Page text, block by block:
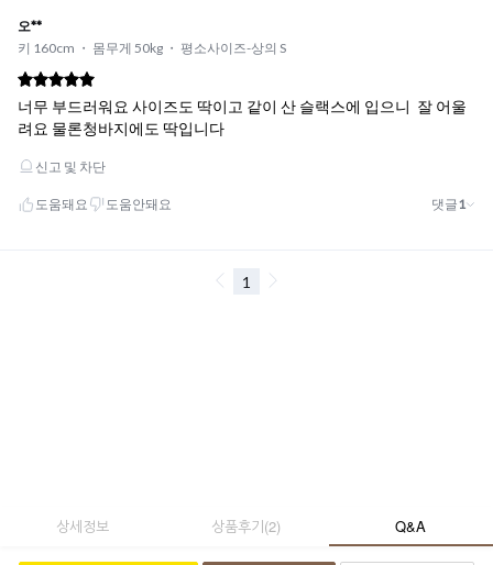
상세정보 상품후기(2) Q&A